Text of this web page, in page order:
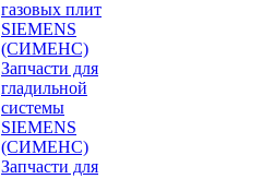
газовых плит
SIEMENS
(СИМЕНС)
Запчасти для
гладильной
системы
SIEMENS
(СИМЕНС)
Запчасти для